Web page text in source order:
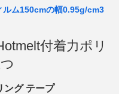
ルム150cmの幅0.95g/cm3
付着力ポリ
ング テープ